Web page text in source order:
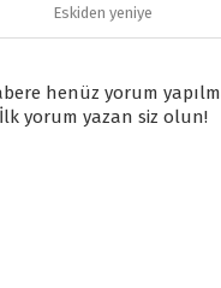
Eskiden yeniye
henüz yorum
İlk yorum yazan siz olun!